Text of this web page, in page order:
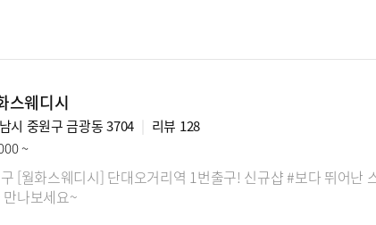
스웨디시
시 중원구 금광동 3704 리뷰 128
~
[월화스웨디시] 단대오거리역 1번출구! 신규샵 #보다 뛰어난
나보세요~